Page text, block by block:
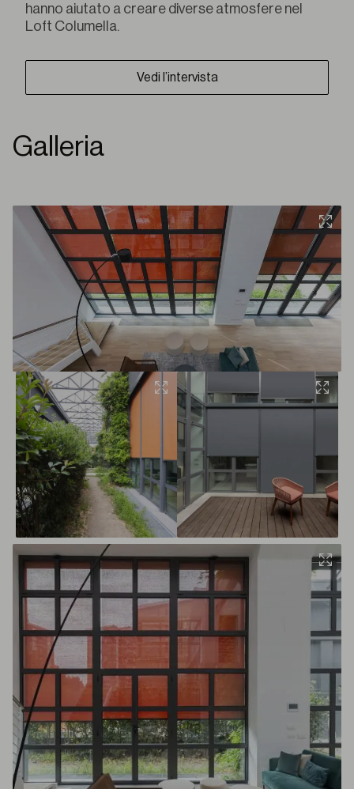
hanno aiutato a creare diverse atmosfere nel
Loft Columella.
Vedi l’intervista
Galleria